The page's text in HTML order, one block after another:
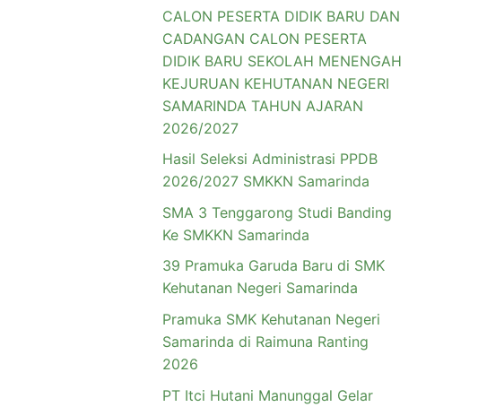
CALON PESERTA DIDIK BARU DAN
CADANGAN CALON PESERTA
DIDIK BARU SEKOLAH MENENGAH
KEJURUAN KEHUTANAN NEGERI
SAMARINDA TAHUN AJARAN
2026/2027
Hasil Seleksi Administrasi PPDB
2026/2027 SMKKN Samarinda
SMA 3 Tenggarong Studi Banding
Ke SMKKN Samarinda
39 Pramuka Garuda Baru di SMK
Kehutanan Negeri Samarinda
Pramuka SMK Kehutanan Negeri
Samarinda di Raimuna Ranting
2026
PT Itci Hutani Manunggal Gelar